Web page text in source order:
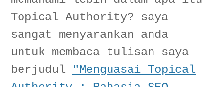
Identifikasi Topik Utama dan Subtopik Terkait
Pembuatan Peta Konten yang Terstruktur
Mengoptimalkan Struktur Internal Content Categories
Penerapan Hierarki yang Logis
Penamaan Kategori yang Ramah Pengguna
Topical Authority? saya
sangat menyarankan anda
untuk membaca tulisan saya
berjudul
"Menguasai Topical